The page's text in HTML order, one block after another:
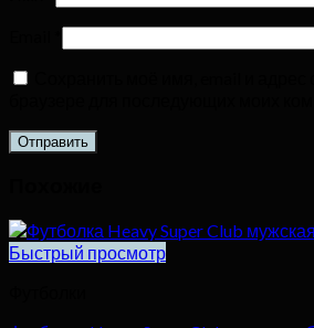
Быстрый просмотр